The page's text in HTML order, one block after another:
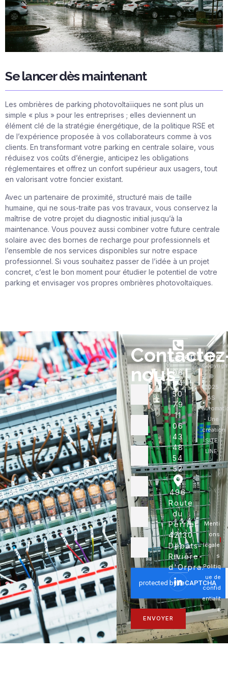
Se lancer dès maintenant
Les ombrières de parking photovoltaïiques ne sont plus un
simple « plus » pour les entreprises ; elles deviennent un
élément clé de la stratégie énergétique, de la politique RSE et
de l’expérience proposée à vos collaborateurs comme à vos
clients. En transformant votre parking en centrale solaire, vous
réduisez vos coûts d’énergie, anticipez les obligations
réglementaires et offrez un confort supérieur aux usagers, tout
en valorisant votre foncier existant.
Avec un partenaire de proximité, structuré mais de taille
humaine, qui ne sous-traite pas vos travaux, vous conservez la
maîtrise de votre projet du diagnostic initial jusqu’à la
maintenance. Vous pouvez aussi combiner votre future centrale
solaire avec des bornes de recharge pour professionnels et
l’ensemble de nos services disponibles sur notre espace
professionnel. Si vous souhaitez passer de l’idée à un projet
concret, c’est le bon moment pour étudier le potentiel de votre
parking et envisager vos propres ombrières photovoltaïques.
nous
ENVOYER
Téléphone
06
84
50
79
11
06
43
48
54
52
496
Route
du
Perrier
42130
Débats-
Rivière-
d'Orpra.
©
2025
BS
- Une
création
SITE
LINE
Menti
ons
légale
s
Politiq
ue de
confid
entialit
é